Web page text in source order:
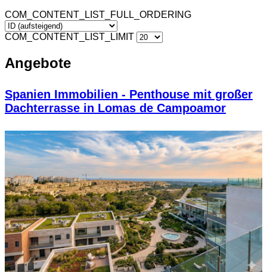
COM_CONTENT_LIST_FULL_ORDERING
COM_CONTENT_LIST_LIMIT
Angebote
Spanien Immobilien - Penthouse mit großer
Dachterrasse in Lomas de Campoamor